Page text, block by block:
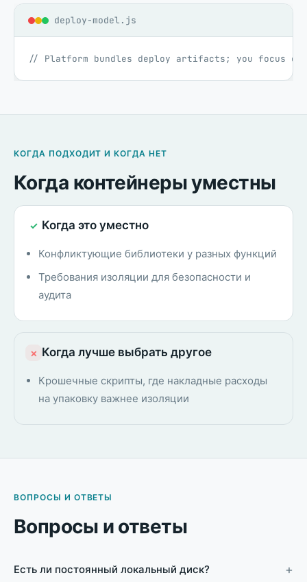
deploy-model.js
// Platform bundles deploy artifacts; you focus on
КОГДА ПОДХОДИТ И КОГДА НЕТ
Когда контейнеры уместны
✓ Когда это уместно
Конфликтующие библиотеки у разных функций
Требования изоляции для безопасности и
аудита
× Когда лучше выбрать другое
Крошечные скрипты, где накладные расходы
на упаковку важнее изоляции
ВОПРОСЫ И ОТВЕТЫ
Вопросы и ответы
Есть ли постоянный локальный диск?